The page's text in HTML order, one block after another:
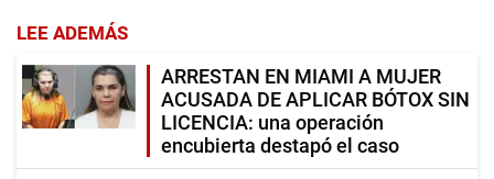
LEE ADEMÁS
ARRESTAN EN MIAMI A MUJER
ACUSADA DE APLICAR BÓTOX SIN
LICENCIA: una operación
encubierta destapó el caso